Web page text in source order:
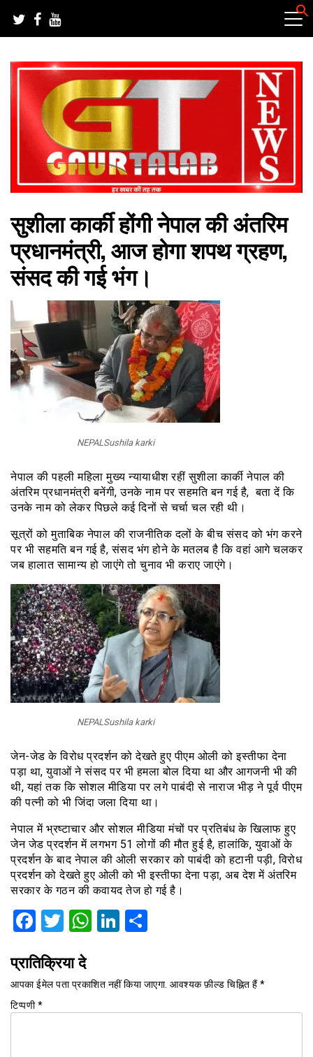
content
गौरतलब न्यूज
सुशीला कार्की होंगी नेपाल की अंतरिम
प्रधानमंत्री, आज होगा शपथ ग्रहण,
संसद की गई भंग।
NEPALSushila karki
नेपाल की पहली महिला मुख्य न्यायाधीश रहीं सुशीला कार्की नेपाल की
अंतरिम प्रधानमंत्री बनेंगी, उनके नाम पर सहमति बन गई है, बता दें कि
उनके नाम को लेकर पिछले कई दिनों से चर्चा चल रही थी।
सूत्रों को मुताबिक नेपाल की राजनीतिक दलों के बीच संसद को भंग करने
पर भी सहमति बन गई है, संसद भंग होने के मतलब है कि वहां आगे चलकर
जब हालात सामान्य हो जाएंगे तो चुनाव भी कराए जाएंगे।
NEPALSushila karki
जेन-जेड के विरोध प्रदर्शन को देखते हुए पीएम ओली को इस्तीफा देना
पड़ा था, युवाओं ने संसद पर भी हमला बोल दिया था और आगजनी भी की
थी, यहां तक कि सोशल मीडिया पर लगे पाबंदी से नाराज भीड़ ने पूर्व पीएम
की पत्नी को भी जिंदा जला दिया था।
नेपाल में भ्रष्टाचार और सोशल मीडिया मंचों पर प्रतिबंध के खिलाफ हुए
जेन जेड प्रदर्शन में लगभग 51 लोगों की मौत हुई है, हालांकि, युवाओं के
प्रदर्शन के बाद नेपाल की ओली सरकार को पाबंदी को हटानी पड़ी, विरोध
प्रदर्शन को देखते हुए ओली को भी इस्तीफा देना पड़ा, अब देश में अंतरिम
सरकार के गठन की कवायद तेज हो गई है।
Facebook
Twitter
WhatsApp
LinkedIn
प्रातिक्रिया दे
आपका ईमेल पता प्रकाशित नहीं किया जाएगा. आवश्यक फ़ील्ड चिह्नित हैं*
टिप्पणी*